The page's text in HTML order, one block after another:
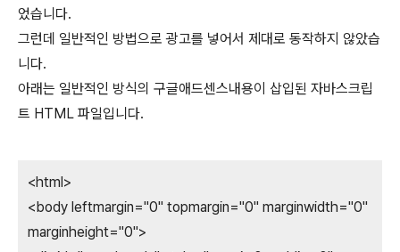
었습니다.
그런데 일반적인 방법으로 광고를 넣어서 제대로 동작하지 않았습
니다.
아래는 일반적인 방식의 구글애드센스내용이 삽입된 자바스크립
트 HTML 파일입니다.
<html>
<body leftmargin="0" topmargin="0" marginwidth="0"
marginheight="0">